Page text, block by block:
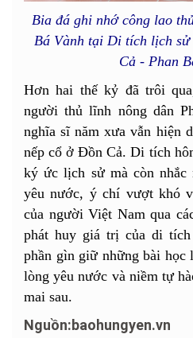
Bia đá ghi nhớ công lao
Bá Vành tại Di tích lịch
Cả - Phan
Hơn hai thế kỷ đã trôi
người thủ lĩnh nông dân
nghĩa sĩ năm xưa vẫn hiện
nếp cổ ở Đồn Cả. Di tích
ký ức lịch sử mà còn nhắc
yêu nước, ý chí vượt khó
của người Việt Nam qua
phát huy giá trị của di
phần gìn giữ những bài học
lòng yêu nước và niềm tự
mai sau.
Nguồn:baohungyen.vn